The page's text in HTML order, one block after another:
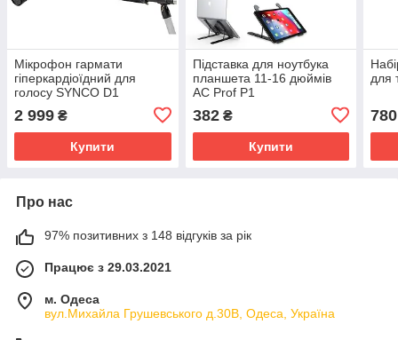
Мікрофон гармати
гіперкардіоїдний для
голосу SYNCO D1
2 999 ₴
Купити
Підставка для ноутбука
планшета 11-16 дюймів
AC Prof P1
382₴
Купити
для
780
Про нас
97% позитивних з 148 відгуків за рік
Працює з 29.03.2021
м. Одеса
вул.Михайла Грушевського д.30В, Одеса, Україна